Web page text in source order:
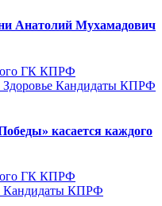
Анатолий Мухамадович
ГК КПРФ
Здоровье Кандидаты КПРФ
касается каждого
ГК КПРФ
Кандидаты КПРФ